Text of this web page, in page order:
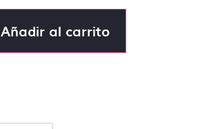
Añadir al carrito